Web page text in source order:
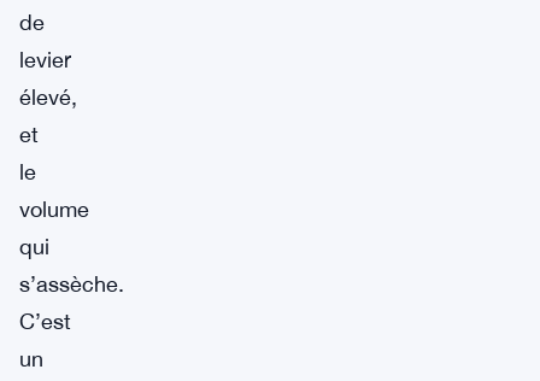
de
levier
élevé,
et
le
volume
qui
s’assèche.
C’est
un